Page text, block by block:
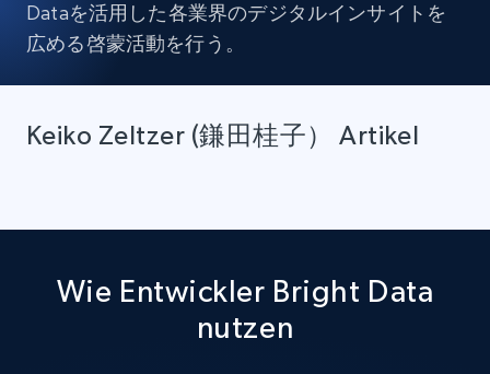
Dataを活用した各業界のデジタルインサイトを
広める啓蒙活動を行う。
Keiko Zeltzer (鎌田桂子） Artikel
Wie Entwickler Bright Data
nutzen